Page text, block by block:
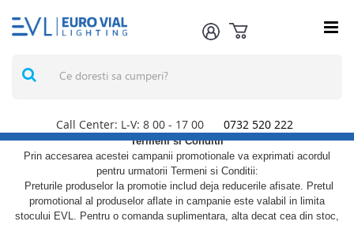
Call Center: L-V: 8 00 - 17 00 0732 520 222
Termeni si Conditii
Prin accesarea acestei campanii promotionale va exprimati acordul
pentru urmatorii Termeni si Conditii:
Preturile produselor la promotie includ deja reducerile afisate. Pretul
promotional al produselor aflate in campanie este valabil in limita
stocului EVL. Pentru o comanda suplimentara, alta decat cea din stoc,